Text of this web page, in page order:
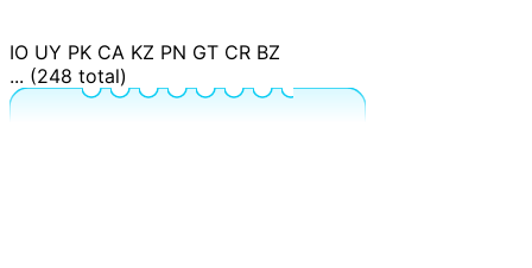
IO UY PK CA KZ PN GT CR BZ
... (248 total)